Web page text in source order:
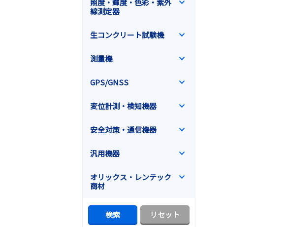
照度・輝度・色彩・紫外
線測定器
生コンクリート試験機
測量機
GPS/GNSS
変位計測・検知機器
安全対策・通信機器
汎用機器
オリックス・レンテック
商材